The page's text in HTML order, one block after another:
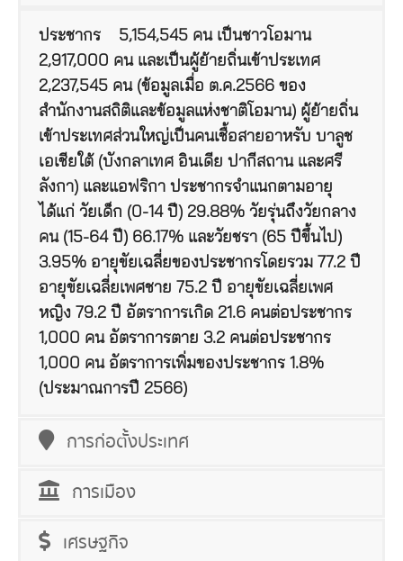
ประชากร 5,154,545 คน เป็นชาวโอมาน
2,917,000 คน และเป็นผู้ย้ายถิ่นเข้าประเทศ
2,237,545 คน (ข้อมูลเมื่อ ต.ค.2566 ของ
สำนักงานสถิติและข้อมูลแห่งชาติโอมาน) ผู้ย้ายถิ่น
เข้าประเทศส่วนใหญ่เป็นคนเชื้อสายอาหรับ บาลูช
เอเชียใต้ (บังกลาเทศ อินเดีย ปากีสถาน และศรี
ลังกา) และแอฟริกา ประชากรจำแนกตามอายุ
ได้แก่ วัยเด็ก (0-14 ปี) 29.88% วัยรุ่นถึงวัยกลาง
คน (15-64 ปี) 66.17% และวัยชรา (65 ปีขึ้นไป)
3.95% อายุขัยเฉลี่ยของประชากรโดยรวม 77.2 ปี
อายุขัยเฉลี่ยเพศชาย 75.2 ปี อายุขัยเฉลี่ยเพศ
หญิง 79.2 ปี อัตราการเกิด 21.6 คนต่อประชากร
1,000 คน อัตราการตาย 3.2 คนต่อประชากร
1,000 คน อัตราการเพิ่มของประชากร 1.8%
(ประมาณการปี 2566)
การก่อตั้งประเทศ
การเมือง
เศรษฐกิจ